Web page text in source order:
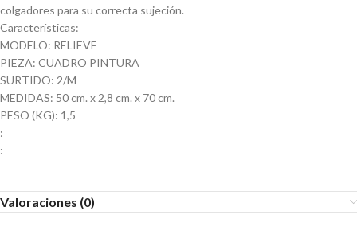
colgadores para su correcta sujeción.
Características:
MODELO: RELIEVE
PIEZA: CUADRO PINTURA
SURTIDO: 2/M
MEDIDAS: 50 cm. x 2,8 cm. x 70 cm.
PESO (KG): 1,5
:
:
Valoraciones (0)